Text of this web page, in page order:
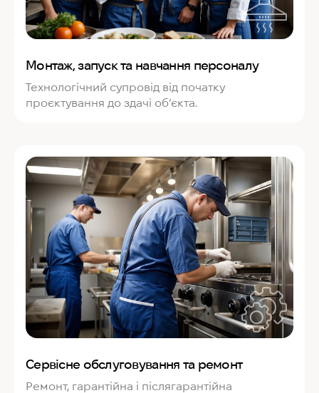
Монтаж, запуск та навчання персоналу
Технологічний супровід від початку
проєктування до здачі об’єкта.
Сервісне обслуговування та ремонт
Ремонт, гарантійна і післягарантійна